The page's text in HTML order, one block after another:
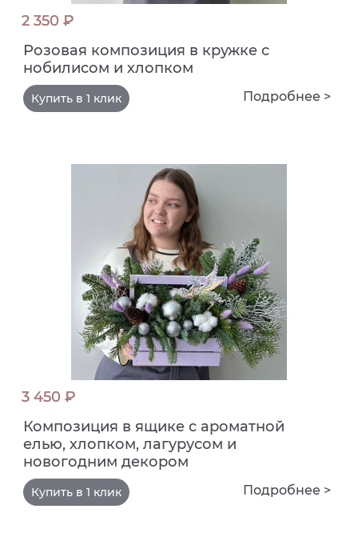
2 350 ₽
Розовая композиция в кружке с
нобилисом и хлопком
Купить в 1 клик Подробнее >
3 450 ₽
Композиция в ящике с ароматной
елью, хлопком, лагурусом и
новогодним декором
Купить в 1 клик Подробнее >